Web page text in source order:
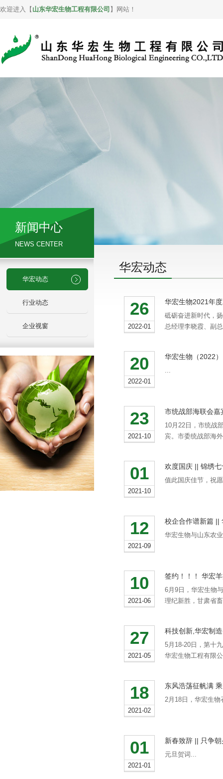
欢迎进入【 山东华宏生物工程有限公司 】网站！
新闻中心
NEWS CENTER
华宏动态
行业动态
企业视窗
华宏动态
26
2022-01
华宏生物2021年
砥砺奋进新时代，
总经理李晓霞、副
20
2022-01
华宏生物（2022
...
23
2021-10
市统战部海联会嘉
10月22日，市统战
宾。市委统战部海
01
2021-10
欢度国庆 || 锦绣
值此国庆佳节，祝
12
2021-09
校企合作谱新篇 ||
华宏生物与山东农
10
2021-06
签约！！！ 华宏
6月9日，华宏生物
理纪新胜，甘肃省
27
2021-05
科技创新,华宏制
5月18-20日，第十
华宏生物工程有限
18
2021-02
东风浩荡征帆满
2月18日，华宏生物
01
2021-01
新春致辞 || 只争
元旦贺词...